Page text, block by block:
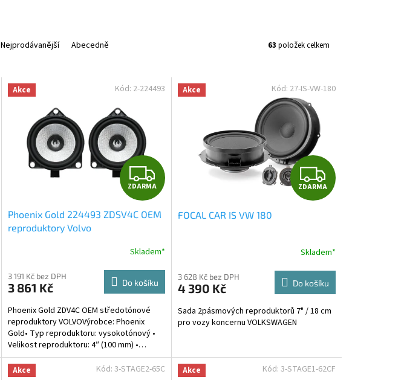
Nejprodávanější Abecedně 63 položek celkem
Akce
Z
D
A
R
M
A
ZDARMA
Phoenix Gold 224493 ZDSV4C OEM
reproduktory Volvo
Skladem*
3 191 Kč bez DPH
3 861 Kč Do košíku
Phoenix Gold ZDV4C OEM středotónové
reproduktory VOLVOVýrobce: Phoenix
Gold• Typ reproduktoru: vysokotónový •
Velikost reproduktoru: 4″ (100 mm) •…
Kód: 2-224493 Akce
Z
D
R
M
A
ZDARMA
FOCAL CAR IS VW 180
Skladem*
3 628 Kč bez DPH
4 390 Kč Do košíku
Sada 2pásmových reproduktorů 7" / 18 cm
pro vozy koncernu VOLKSWAGEN
Kód: 27-IS-VW-180
Akce Kód: 3-STAGE2-65C Akce Kód: 3-STAGE1-62CF